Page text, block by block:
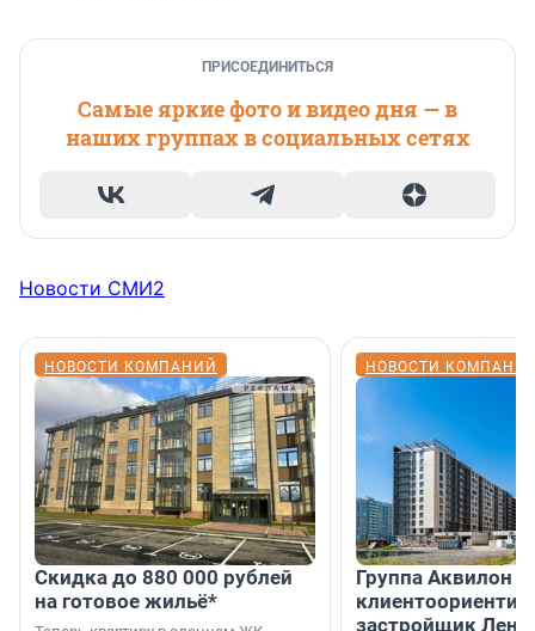
ПРИСОЕДИНИТЬСЯ
Самые яркие фото и видео дня — в
наших группах в социальных сетях
Новости СМИ2
НОВОСТИ КОМПАНИЙ
Скидка до 880 000 рублей
на готовое жильё*
НОВОСТИ
Группа Аквилон
застройщик